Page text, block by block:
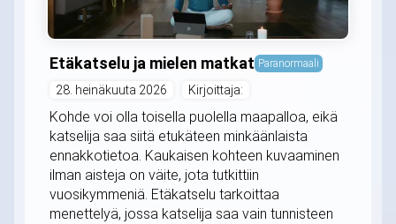
Etäkatselu ja mielen matkat Paranormaali
28. heinäkuuta 2026 Kirjoittaja:
Kohde voi olla toisella puolella maapalloa, eikä
katselija saa siitä etukäteen minkäänlaista
ennakkotietoa. Kaukaisen kohteen kuvaaminen
ilman aisteja on väite, jota tutkittiin
vuosikymmeniä. Etäkatselu tarkoittaa
menettelyä, jossa katselija saa vain tunnisteen